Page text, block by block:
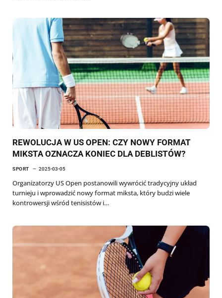
REWOLUCJA W US OPEN: CZY NOWY FORMAT
MIKSTA OZNACZA KONIEC DLA DEBLISTÓW?
SPORT 2025-03-05
Organizatorzy US Open postanowili wywrócić tradycyjny układ
turnieju i wprowadzić nowy format miksta, który budzi wiele
kontrowersji wśród tenisistów i…